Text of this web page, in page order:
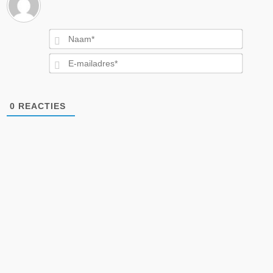
Naam*
E-
0 REACTIES